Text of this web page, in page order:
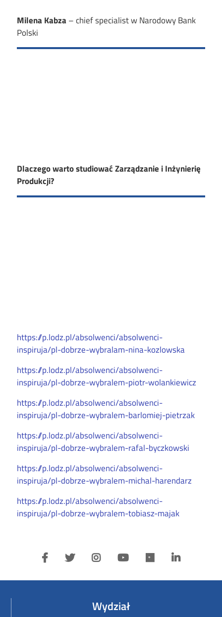
Milena Kabza –chief specialist w Narodowy Bank
Polski
Dlaczego warto studiować Zarządzanie i Inżynierię
Produkcji?
https://p.lodz.pl/absolwenci/absolwenci-
inspiruja/pl-dobrze-wybralam-nina-kozlowska
https://p.lodz.pl/absolwenci/absolwenci-
inspiruja/pl-dobrze-wybralem-piotr-wolankiewicz
https://p.lodz.pl/absolwenci/absolwenci-
inspiruja/pl-dobrze-wybralem-barlomiej-pietrzak
https://p.lodz.pl/absolwenci/absolwenci-
inspiruja/pl-dobrze-wybralem-rafal-byczkowski
https://p.lodz.pl/absolwenci/absolwenci-
inspiruja/pl-dobrze-wybralem-michal-harendarz
https://p.lodz.pl/absolwenci/absolwenci-
inspiruja/pl-dobrze-wybralem-tobiasz-majak
Wydział